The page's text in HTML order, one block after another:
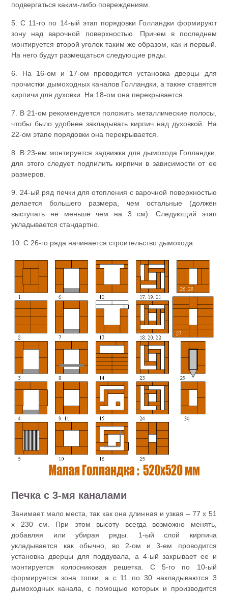
подвергаться каким-либо повреждениям.
5. С 11-го по 14-ый этап порядовки Голландки формируют
зону над варочной поверхностью. Причем в последнем
монтируется второй уголок таким же образом, как и первый.
На него будут размещаться следующие ряды.
6. На 16-ом и 17-ом проводится установка дверцы для
прочистки дымоходных каналов Голландки, а также ставятся
кирпичи для духовки. На 18-ом она перекрывается.
7. В 21-ом рекомендуется положить металлические полосы,
чтобы было удобнее закладывать кирпич над духовкой. На
22-ом этапе порядовки она перекрывается.
8. В 23-ем монтируется задвижка для дымохода Голландки,
для этого следует подпилить кирпичи в зависимости от ее
размеров.
9. 24-ый ряд печки для отопления с варочной поверхностью
делается большего размера, чем остальные (должен
выступать не меньше чем на 3 см). Следующий этап
укладывается стандартно.
10. С 26-го ряда начинается строительство дымохода.
Печка с 3-мя каналами
Занимает мало места, так как она длинная и узкая – 77 х 51
х 230 см. При этом высоту всегда возможно менять,
добавляя или убирая ряды. 1-ый слой кирпича
укладывается как обычно, во 2-ом и 3-ем проводится
установка дверцы для поддувала, а 4-ый закрывает ее и
монтируется колосниковая решетка. С 5-го по 10-ый
формируется зона топки, а с 11 по 30 накладываются 3
дымоходных канала, с помощью которых и производится